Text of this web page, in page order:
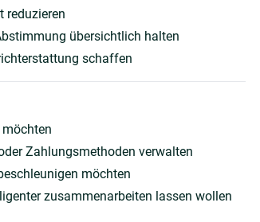
reduzieren
übersichtlich halten
schaffen
Zahlungsmethoden verwalten
möchten
zusammenarbeiten lassen wollen